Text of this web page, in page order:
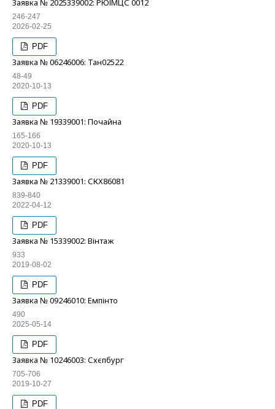
Заявка № 2025339002: РЮІМЦС 0012
246-247
2026-02-25
PDF
Заявка № 06246006: Тан02522
48-49
2020-10-13
PDF
Заявка № 19339001: Почайна
165-166
2020-10-13
PDF
Заявка № 21339001: СКХ86081
839-840
2022-04-12
PDF
Заявка № 15339002: Вінтаж
933
2019-08-02
PDF
Заявка № 09246010: Емпінто
490
2025-05-14
PDF
Заявка № 10246003: Схєпбург
705-706
2019-10-27
PDF